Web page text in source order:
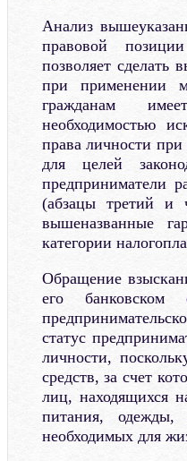
Анализ
правовой
позволяет сделать
при применении
гражданам
необходимостью
права личности
для целей
предприниматели
(абзацы третий и
вышеназванные
категории
Обращение
его банковском
статус
личности,
средств, за счет
лиц, находящихся
питания, одежды,
необходимых для